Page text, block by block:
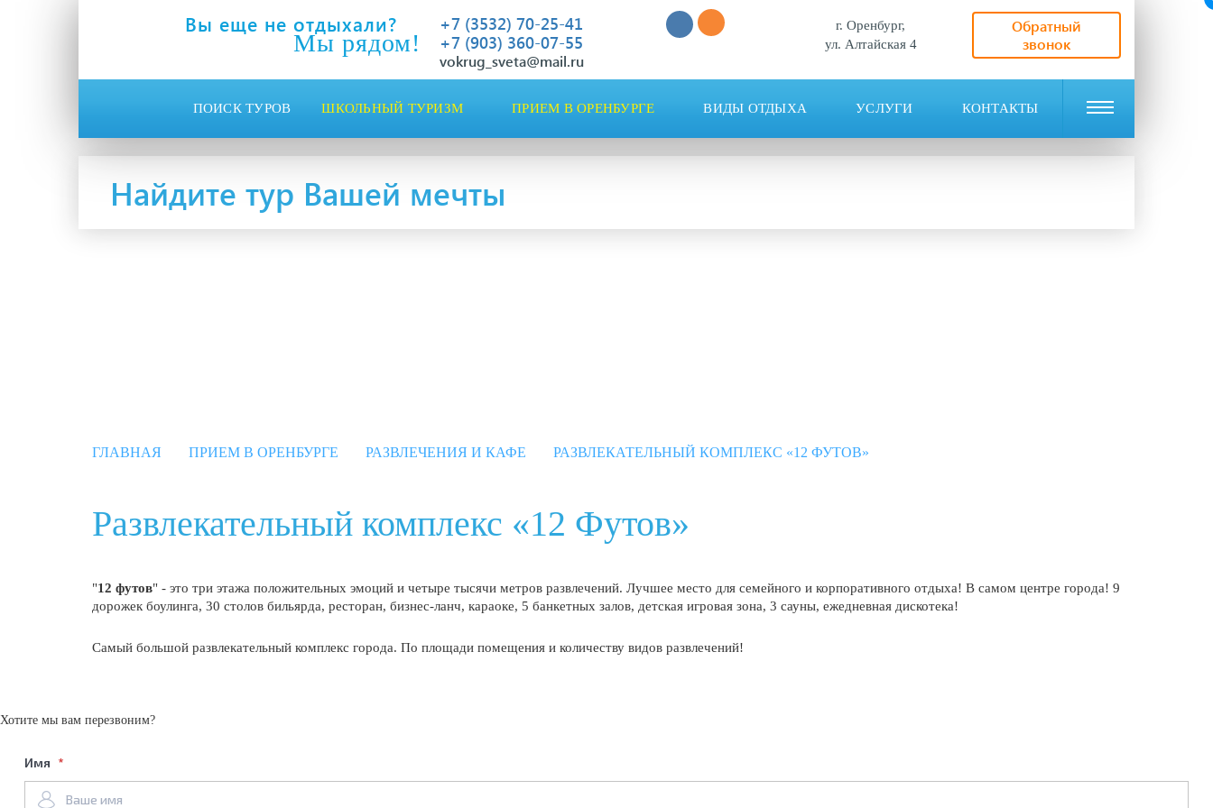
Вы еще не отдыхали?
Мы рядом!
+7 (3532) 70-25-41
+7 (903) 360-07-55
vokrug_sveta@mail.ru
г. Оренбург,
ул. Алтайская 4
Обратный
звонок
ПОИСК ТУРОВ ШКОЛЬНЫЙ ТУРИЗМ ПРИЕМ В ОРЕНБУРГЕ ВИДЫ ОТДЫХА УСЛУГИ КОНТАКТЫ
Найдите тур Вашей мечты
ГЛАВНАЯ ПРИЕМ В ОРЕНБУРГЕ РАЗВЛЕЧЕНИЯ И КАФЕ РАЗВЛЕКАТЕЛЬНЫЙ КОМПЛЕКС «12 ФУТОВ»
Развлекательный комплекс «12 Футов»
"12 футов" - это три этажа положительных эмоций и четыре тысячи метров развлечений. Лучшее место для семейного и корпоративного отдыха! В самом центре города! 9
дорожек боулинга, 30 столов бильярда, ресторан, бизнес-ланч, караоке, 5 банкетных залов, детская игровая зона, 3 сауны, ежедневная дискотека!
Самый большой развлекательный комплекс города. По площади помещения и количеству видов развлечений!
Хотите мы вам перезвоним?
Имя
Имя